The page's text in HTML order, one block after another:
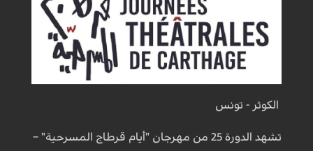
الكوثر - تونس
تشهد الدورة 25 من مهرجان "أيام قرطاج المسرحية" –